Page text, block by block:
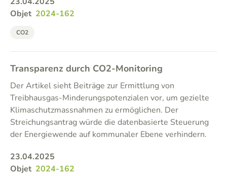
Objet 2024-162
CO2
Transparenz durch CO2-Monitoring
Der Artikel sieht Beiträge zur Ermittlung von
Treibhausgas-Minderungspotenzialen vor, um gezielte
Klimaschutzmassnahmen zu ermöglichen. Der
Streichungsantrag würde die datenbasierte Steuerung
der Energiewende auf kommunaler Ebene verhindern.
23.04.2025
Objet 2024-162